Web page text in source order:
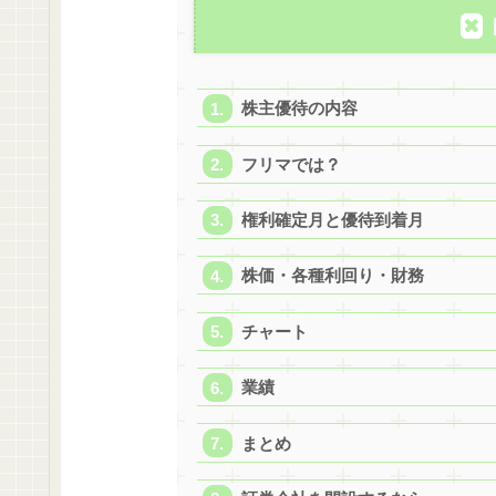
株主優待の内容
フリマでは？
権利確定月と優待到着月
株価・各種利回り・財務
チャート
業績
まとめ